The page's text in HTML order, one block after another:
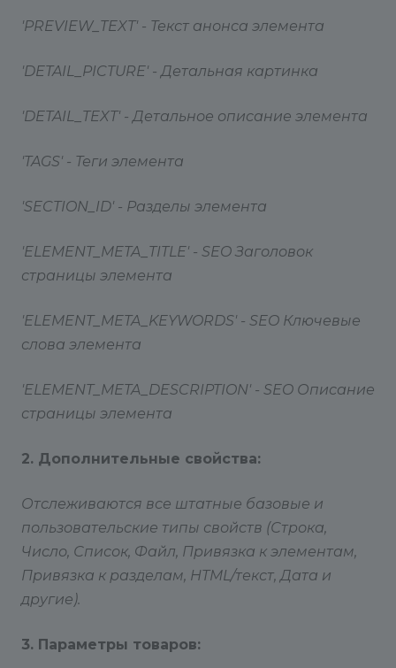
'PREVIEW_TEXT' - Текст анонса элемента
'DETAIL_PICTURE' - Детальная картинка
'DETAIL_TEXT' - Детальное описание элемента
'TAGS' - Теги элемента
'SECTION_ID' - Разделы элемента
'ELEMENT_META_TITLE' - SEO Заголовок
страницы элемента
'ELEMENT_META_KEYWORDS' - SEO Ключевые
слова элемента
'ELEMENT_META_DESCRIPTION' - SEO Описание
страницы элемента
2. Дополнительные свойства:
Отслеживаются все штатные базовые и
пользовательские типы свойств (Строка,
Число, Список, Файл, Привязка к элементам,
Привязка к разделам, HTML/текст, Дата и
другие).
3. Параметры товаров: